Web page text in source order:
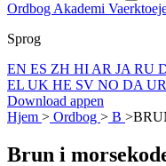
Ordbog Akademi
Sprog
EN ES ZH HI AR JA RU
EL UK HE SV NO DA UR
Download appen
Hjem > Ordbog > B >
Brun i